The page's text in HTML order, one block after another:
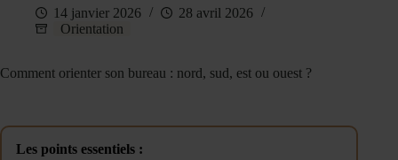
14 janvier 2026
28 avril 2026
Orientation
Comment orienter son bureau : nord, sud, est ou ouest ?
Les points essentiels :